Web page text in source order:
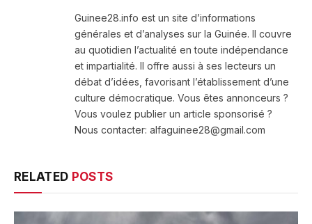
Guinee28.info est un site d’informations
générales et d’analyses sur la Guinée. Il couvre
au quotidien l’actualité en toute indépendance
et impartialité. Il offre aussi à ses lecteurs un
débat d’idées, favorisant l’établissement d’une
culture démocratique. Vous êtes annonceurs ?
Vous voulez publier un article sponsorisé ?
Nous contacter: alfaguinee28@gmail.com
RELATED POSTS